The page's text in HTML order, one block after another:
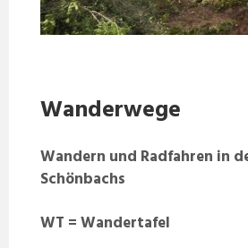
Wanderwege
Wandern und Radfahren in
Schönbachs
WT = Wandertafel